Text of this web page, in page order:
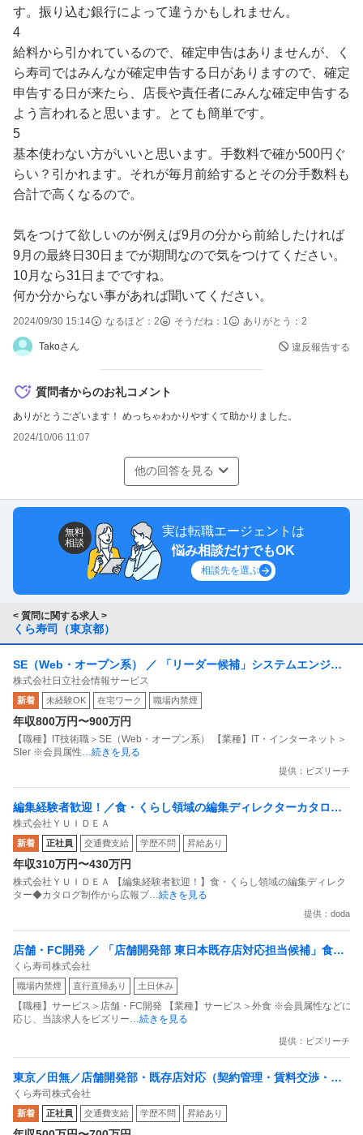
す。振り込む銀行によって違うかもしれません。
4
給料から引かれているので、確定申告はありませんが、く
ら寿司ではみんなが確定申告する日がありますので、確定
申告する日が来たら、店長や責任者にみんな確定申告する
よう言われると思います。とても簡単です。
5
基本使わない方がいいと思います。手数料で確か500円ぐ
らい？引かれます。それが毎月前給するとその分手数料も
合計で高くなるので。
気をつけて欲しいのが例えば9月の分から前給したければ
9月の最終日30日までが期間なので気をつけてください。
10月なら31日までですね。
何か分からない事があれば聞いてください。
2024/09/30 15:14 なるほど： 2 そうだね： 1 ありがとう： 2
Takoさん 違反報告する
質問者からのお礼コメント
ありがとうございます！ めっちゃわかりやすくて助かりました。
2024/10/06 11:07
他の回答を見る
無料
相談
実は転職エージェントは
悩み相談だけでもOK
相談先を選ぶ
< 質問に関する求人 >
くら寿司（東京都）
SE（Web・オープン系） ／ 「リーダー候補」システムエンジニ
ア（官公庁系業務システム）在宅可／日立G／キャリアUP
株式会社日立社会情報サービス
新着 未経験OK 在宅ワーク 職場内禁煙
年収800万円〜900万円
【職種】IT技術職＞SE（Web・オープン系） 【業種】IT・インターネット＞
SIer ※会員属性…続きを見る
提供：ビズリーチ
編集経験者歓迎！／食・くらし領域の編集ディレクターカタログ
制作から広報ブランディング／在宅可
株式会社ＹＵＩＤＥＡ
新着 正社員 交通費支給 学歴不問 昇給あり
年収310万円〜430万円
株式会社ＹＵＩＤＥＡ 【編集経験者歓迎！】食・くらし領域の編集ディレク
ター◆カタログ制作から広報ブ…続きを見る
提供：doda
店舗・FC開発 ／ 「店舗開発部 東日本既存店対応担当候補」食×
エンターテイメントの先駆者”くら寿司”
くら寿司株式会社
職場内禁煙 直行直帰あり 土日休み
【職種】サービス＞店舗・FC開発 【業種】サービス＞外食 ※会員属性などに
応じ、当該求人をビズリー…続きを見る
提供：ビズリーチ
東京／田無／店舗開発部・既存店対応（契約管理・賃料交渉・改
修対応など）福利厚生充実
くら寿司株式会社
新着 正社員 交通費支給 学歴不問 昇給あり